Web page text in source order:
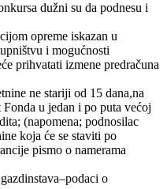
dužni su da podnesu i
opreme iskazan u
i mogućnosti
prihvatati izmene predračuna
ne stariji od 15 dana,na
u jedan i po puta većoj
(napomena; podnosilac
koja će se staviti po
pismo o namerama
o